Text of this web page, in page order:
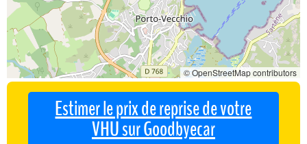
© OpenStreetMap contributors
Estimer le prix de reprise de votre
VHU sur Goodbyecar